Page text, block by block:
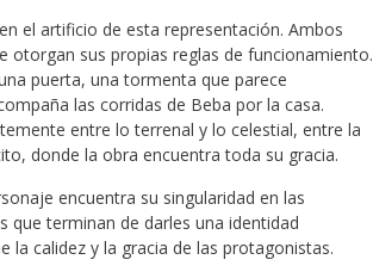
el artificio de esta representación. Ambos
otorgan sus propias reglas de funcionamiento.
puerta, una tormenta que parece
las corridas de Beba por la casa.
entre lo terrenal y lo celestial, entre la
donde la obra encuentra toda su gracia.
encuentra su singularidad en las
que terminan de darles una identidad
la calidez y la gracia de las protagonistas.